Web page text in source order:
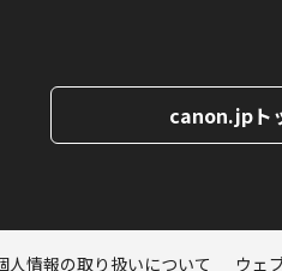
canon.jpト
人情報の取り扱いについて ウェ